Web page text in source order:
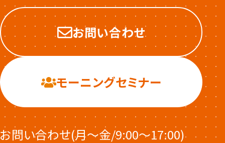
お問い合わせ
モーニングセミナー
お問い合わせ(月〜金/9:00〜17:00)